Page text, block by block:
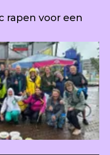
rapen voor een